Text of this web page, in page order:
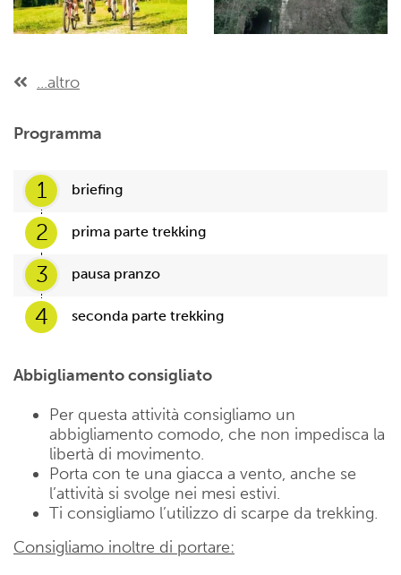
...altro
Programma
1 briefing
2 prima parte trekking
3 pausa pranzo
4 seconda parte trekking
Abbigliamento consigliato
Per questa attività consigliamo un
abbigliamento comodo, che non impedisca la
libertà di movimento.
Porta con te una giacca a vento, anche se
l’attività si svolge nei mesi estivi.
Ti consigliamo l’utilizzo di scarpe da trekking.
Consigliamo inoltre di portare: